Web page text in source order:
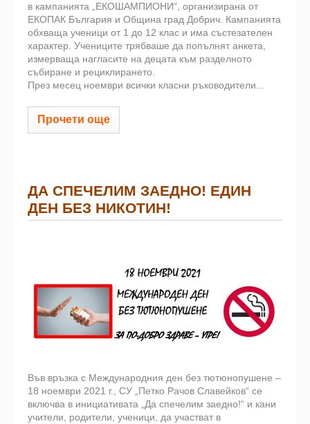
в кампанията „ЕКОШАМПИОНИ“, организирана от
ЕКОПАК България и Община град Добрич. Кампанията
обхваща ученици от 1 до 12 клас и има състезателен
характер. Учениците трябваше да попълнят анкета,
измерваща нагласите на децата към разделното
събиране и рециклирането.
През месец ноември всички класни ръководители...
Прочети още
ДА СПЕЧЕЛИМ ЗАЕДНО! ЕДИН
ДЕН БЕЗ НИКОТИН!
Във връзка с Международния ден без тютюнопушене –
18 ноември 2021 г., СУ „Петко Рачов Славейков“ се
включва в инициативата „Да спечелим заедно!“ и кани
учители, родители, ученици, да участват в